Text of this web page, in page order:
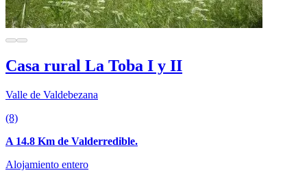
Casa rural La Toba I y II
Valle de Valdebezana
(8)
A 14.8 Km de Valderredible.
Alojamiento entero